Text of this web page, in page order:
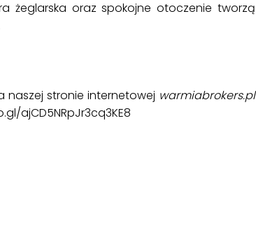
żeglarska oraz spokojne otoczenie tworzą
naszej stronie internetowej warmiabrokers.pl
ajCD5NRpJr3cq3KE8